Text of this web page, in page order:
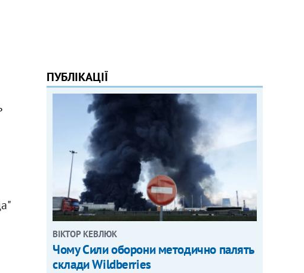
ПУБЛІКАЦІЇ
ВІКТОР КЕВЛЮК
Чому Сили оборони методично палять
склади Wildberries